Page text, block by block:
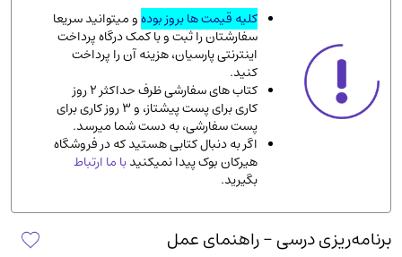
فلسفه و جامعه شناسی(151)
ادبیات و شعر
ادیان و مذاهب
دانشگاهی و آموزشی
اقتصادی، بازاریابی و مالی(56)
پزشکی(140)
کامپیوتر و نرم افزار(13)
کلیه قیمت ها بروز بودهو میتوانید سریعا
سفارشتان را ثبت و با کمک درگاه پرداخت
اینترنتی پارسیان، هزینه آن را پرداخت
کنید.
کتاب های سفارشی ظرف حداکثر 2 روز
کاری برای پست پیشتاز، و 3 روز کاری برای
پست سفارشی، به دست شما میرسد.
اگر به دنبال کتابی هستید که در فروشگاه
هیرکان بوک پیدا نمیکنیدبا ما ارتباط
بگیرید.
برنامه‌ریزی درسی - راهنمای عمل